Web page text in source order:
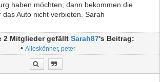
haben möchten, dann bekommen die
das Auto nicht verbieten. Sarah
2 Mitglieder gefällt Sarah87's Beitrag:
•Alleskönner,peter